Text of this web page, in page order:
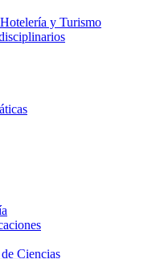
y Turismo
Ciencias